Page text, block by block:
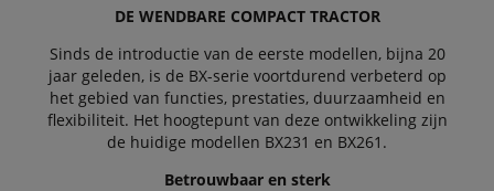
DE WENDBARE COMPACT TRACTOR
Sinds de introductie van de eerste modellen, bijna 20
jaar geleden, is de BX-serie voortdurend verbeterd op
het gebied van functies, prestaties, duurzaamheid en
flexibiliteit. Het hoogtepunt van deze ontwikkeling zijn
de huidige modellen BX231 en BX261.
Betrouwbaar en sterk